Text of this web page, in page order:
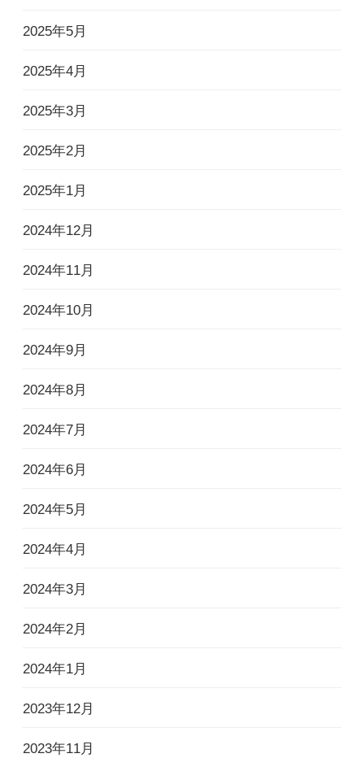
2025年5月
2025年4月
2025年3月
2025年2月
2025年1月
2024年12月
2024年11月
2024年10月
2024年9月
2024年8月
2024年7月
2024年6月
2024年5月
2024年4月
2024年3月
2024年2月
2024年1月
2023年12月
2023年11月